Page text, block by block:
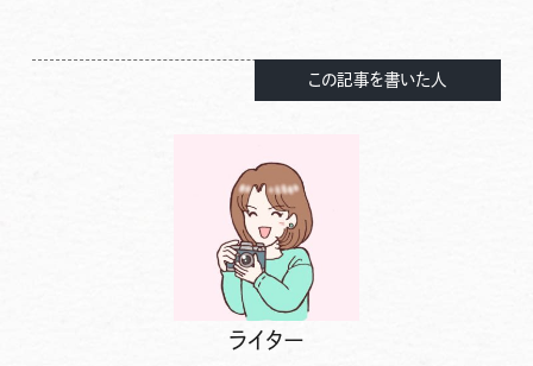
この記事を書いた人
ライター